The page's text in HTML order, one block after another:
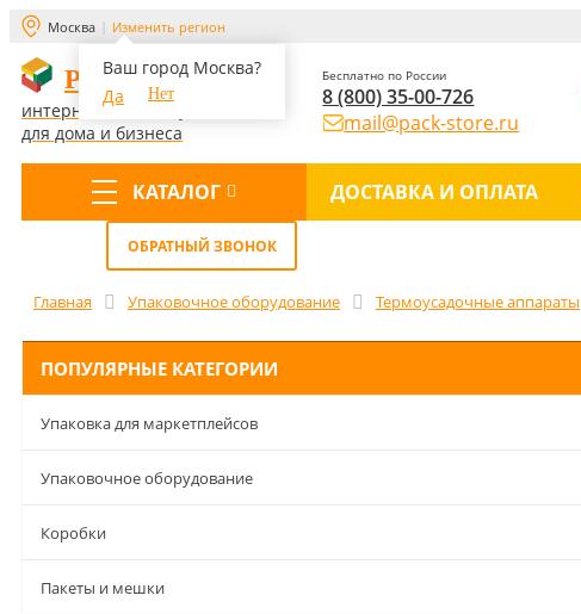
Москва Изменить регион
Ваш город Москва?
Да
Нет
PACK-STORE
интернет-магазин упаковки
для дома и бизнеса
Бесплатно по России
8 (800) 35-00-726
mail@pack-store.ru
КАТАЛОГ ДОСТАВКА И ОПЛАТА
ОБРАТНЫЙ ЗВОНОК
Главная Упаковочное оборудование Термоусадочные аппараты
ПОПУЛЯРНЫЕ КАТЕГОРИИ
Упаковка для маркетплейсов
Упаковочное оборудование
Коробки
Пакеты и мешки